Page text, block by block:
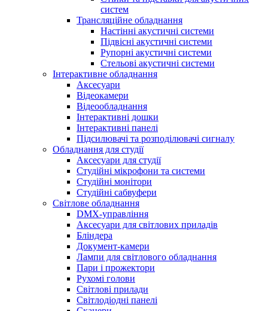
систем
Трансляційне обладнання
Настінні акустичні системи
Підвісні акустичні системи
Рупорні акустичні системи
Стельові акустичні системи
Інтерактивне обладнання
Аксесуари
Відеокамери
Відеообладнання
Інтерактивні дошки
Інтерактивні панелі
Підсилювачі та розподілювачі сигналу
Обладнання для студії
Аксесуари для студії
Студійні мікрофони та системи
Студійні монітори
Студійні сабвуфери
Світлове обладнання
DMX-управління
Аксесуари для світлових приладів
Бліндера
Документ-камери
Лампи для світлового обладнання
Пари і прожектори
Рухомі голови
Світлові прилади
Світлодіодні панелі